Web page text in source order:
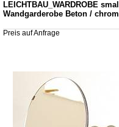
LEICHTBAU_WARDROBE small
Wandgarderobe Beton / chrom
Preis auf Anfrage